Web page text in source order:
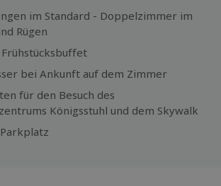
verlängerbar.im Standard - Doppelzimmer im
Rügen
Frühstücksbuffet
bei Ankunft auf dem Zimmer
für den Besuch des
Königsstuhl und dem Skywalk